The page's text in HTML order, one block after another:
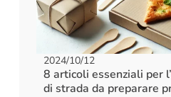
2024/10/12
8 articoli essenziali per
di strada da preparare